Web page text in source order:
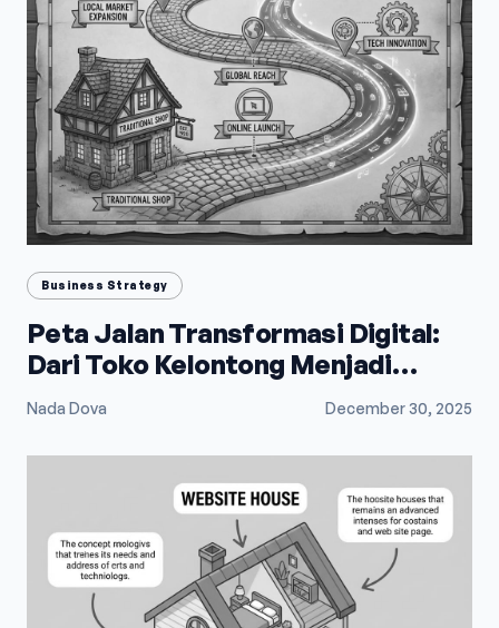
Business Strategy
Peta Jalan Transformasi Digital:
Dari Toko Kelontong Menjadi
Raksasa E-Commerce
Nada Dova December 30, 2025